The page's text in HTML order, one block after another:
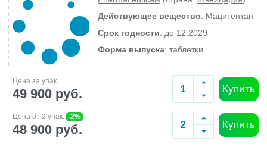
Действующее вещество: Мацитентан
Срок годности: до 12.2029
Форма выпуска: таблетки
Цена за упак.
49 900 руб. Купить
Цена от 2 упак. -2%
48 900 руб. Купить